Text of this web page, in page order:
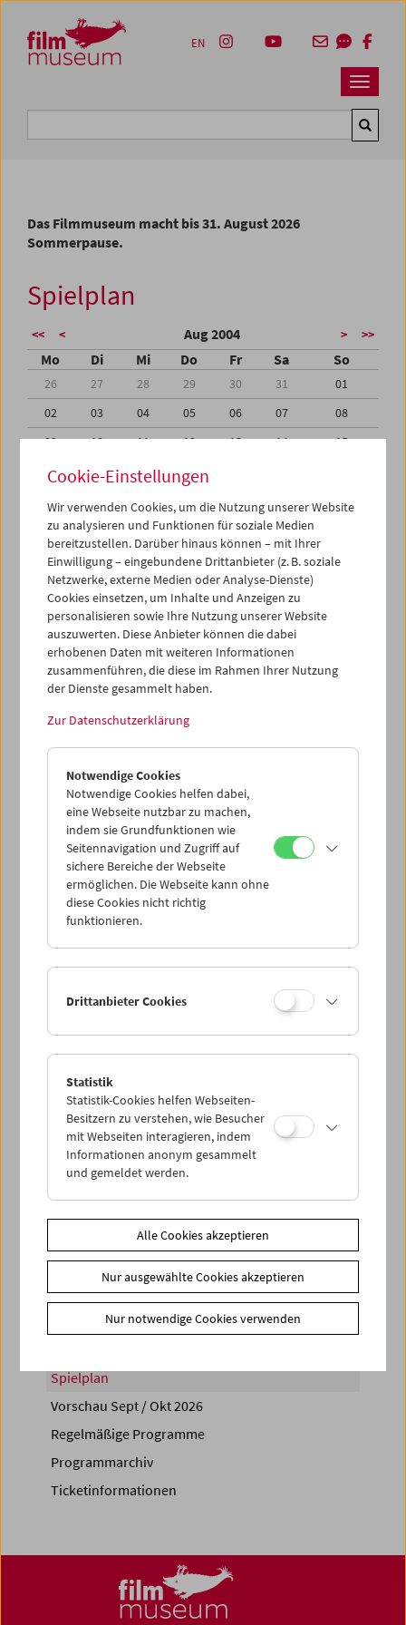
Zum Inhalt
Zum Hauptmenü
Zur Servicenavigation
Zum Suche
Navbar
EN
Das Filmmuseum macht bis 31. August 2026
Sommerpause.
Spielplan
<< < Aug 2004 > >>
Mo Di Mi Do Fr Sa So
26 27 28 29 30 31
01
02
03 04 05 06 07
08
09
10 11 12 13 14
15
16
17 18 19
23
25 27
29
30
31 01 02 03 04
iCalender
Programmheft-PDF
English language or subtitles
< Vorherige Woche
Mo 23.8.
Di 24.8.
Mi 25.8.
Do 26.8.
Sa 28.8.
PROGRAMM ÜBERBLICK
Share on
Spielplan
Vorschau Sept / Okt 2026
Regelmäßige Programme
Programmarchiv
Ticketinformationen
Cookie-Einstellungen
Wir verwenden Cookies, um die Nutzung unserer Website
zu analysieren und Funktionen für soziale Medien
bereitzustellen. Darüber hinaus können – mit Ihrer
Einwilligung – eingebundene Drittanbieter (z. B. soziale
Netzwerke, externe Medien oder Analyse-Dienste)
Cookies einsetzen, um Inhalte und Anzeigen zu
personalisieren sowie Ihre Nutzung unserer Website
auszuwerten. Diese Anbieter können die dabei
erhobenen Daten mit weiteren Informationen
zusammenführen, die diese im Rahmen Ihrer Nutzung
der Dienste gesammelt haben.
Zur Datenschutzerklärung
Notwendige Cookies
Notwendige Cookies helfen dabei,
eine Webseite nutzbar zu machen,
indem sie Grundfunktionen wie
Seitennavigation und Zugriff auf
sichere Bereiche der Webseite
ermöglichen. Die Webseite kann ohne
diese Cookies nicht richtig
funktionieren.
Drittanbieter Cookies
Statistik
Statistik-Cookies helfen Webseiten-
Besitzern zu verstehen, wie Besucher
mit Webseiten interagieren, indem
Informationen anonym gesammelt
und gemeldet werden.
Alle Cookies akzeptieren
Nur ausgewählte Cookies akzeptieren
Nur notwendige Cookies verwenden